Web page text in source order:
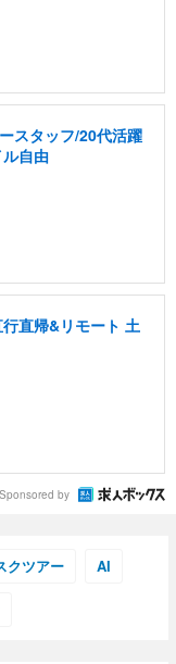
スタッフ/20代活躍
自由
直帰&リモート 土
Sponsored by
クツアー AI